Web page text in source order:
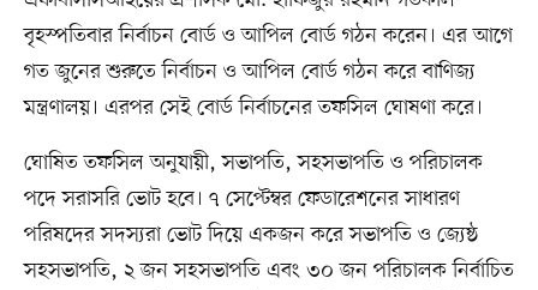
বৃহস্পতিবার নির্বাচন বোর্ড ও আপিল বোর্ড গঠন করেন। এর আগে
গত জুনের শুরুতে নির্বাচন ও আপিল বোর্ড গঠন করে বাণিজ্য
মন্ত্রণালয়। এরপর সেই বোর্ড নির্বাচনের তফসিল ঘোষণা করে।
ঘোষিত তফসিল অনুযায়ী, সভাপতি, সহসভাপতি ও পরিচালক
পদে সরাসরি ভোট হবে। ৭ সেপ্টেম্বর ফেডারেশনের সাধারণ
পরিষদের সদস্যরা ভোট দিয়ে একজন করে সভাপতি ও জ্যেষ্ঠ
সহসভাপতি, ২ জন সহসভাপতি এবং ৩০ জন পরিচালক নির্বাচিত